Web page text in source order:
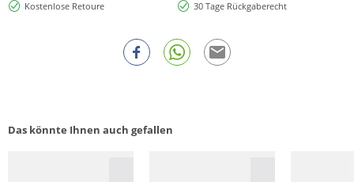
Kostenlose Retoure
30 Tage Rückgaberecht
Das könnte Ihnen auch gefallen